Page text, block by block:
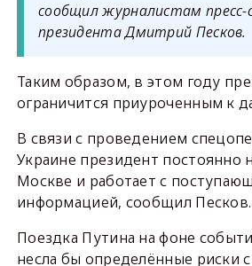
сообщил журналистам пресс-
президента Дмитрий Песков.
Таким образом, в этом году
ограничится приуроченным к
В связи с проведением
Украине президент постоянно
Москве и работает с
информацией, сообщил Песков.
Поездка Путина на фоне
несла бы определённые риски